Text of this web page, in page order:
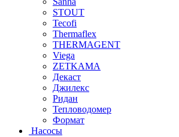
STOUT
Tecofi
Thermaflex
THERMAGENT
Viega
ZETKAMA
Декаст
Джилекс
Ридан
Тепловодомер
Формат
Насосы